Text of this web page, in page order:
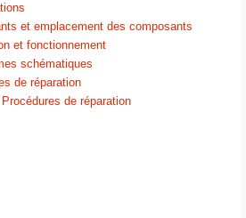
et emplacement des composants
et fonctionnement
schématiques
de réparation
de réparation